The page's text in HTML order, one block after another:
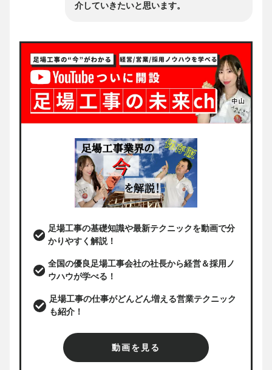
介していきたいと思います。
足場工事の基礎知識や最新テクニックを動画で分
かりやすく解説！
全国の優良足場工事会社の社長から経営＆採用ノ
ウハウが学べる！
足場工事の仕事がどんどん増える営業テクニック
も紹介！
動画を見る